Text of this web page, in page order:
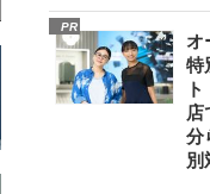
PR
オ
特
店
分
別